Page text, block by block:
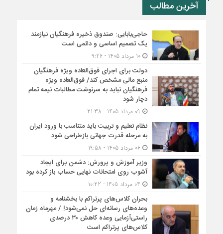
آخرین مطالب
حاجی‌بابایی: صندوق ذخیره فرهنگیان نیازمند
یک تصمیم اساسی و دائمی است
10 مرداد 1405 - 9:26
دولت برای اجرای فوق‌العاده ویژه فرهنگیان
منبع مالی مشخص کند/ فوق‌العاده ویژه
فرهنگیان نباید به سرنوشت مطالبات نیمه‌ تمام
دچار شود
نظام تعلیم و تربیت باید متناسب با ورود ایران
به مرحله قدرت جهانی بازطراحی شود
06 مرداد 1405 - 19:58
وزیر آموزش و پرورش: دشمن برای ایجاد
آشوب روی امتحانات نهایی حساب باز کرده بود
بحران کلاس‌های پرتراکم با بخشنامه و
وعده‌های رسانه‌ای حل نمی‌شود! / مهرماه زمان
راستی‌آزمایی وعده کاهش ۳۰ درصدی
کلاس‌های پرتراکم است